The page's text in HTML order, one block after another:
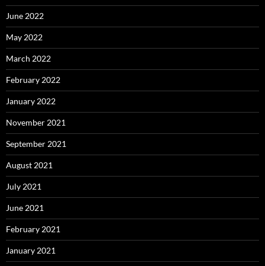
June 2022
May 2022
March 2022
February 2022
January 2022
November 2021
September 2021
August 2021
July 2021
June 2021
February 2021
January 2021